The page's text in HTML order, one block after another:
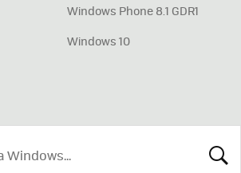
Windows Phone 8.1 GDR1
Windows 10